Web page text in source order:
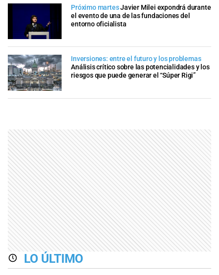
Próximo martesJavier Milei expondrá durante
el evento de una de las fundaciones del
entorno oficialista
Inversiones: entre el futuro y los problemas
Análisis crítico sobre las potencialidades y los
riesgos que puede generar el “Súper Rigi”
LO ÚLTIMO